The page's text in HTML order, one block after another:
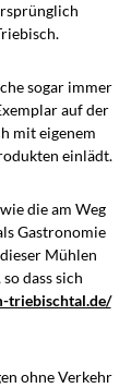
sogar immer
auf der
mit eigenem
einlädt.
die am Weg
Gastronomie
Mühlen
dass sich
triebischtal.de/
ohne Verkehr